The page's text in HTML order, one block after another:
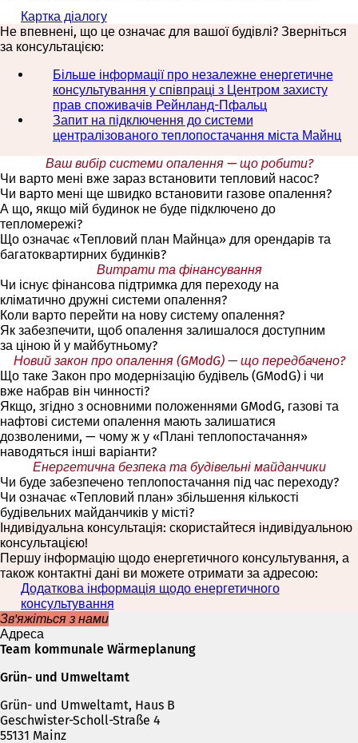
Картка діалогу(
В
к
р
и
в
а
т
ь
с
я
н
о
в
і
й
в
к
л
а
д
ц
і
)
Не впевнені, що це означає для вашої будівлі? Зверніться
за консультацією:
Більше інформації про незалежне енергетичне
консультування у співпраці з Центром захисту
прав споживачів Рейнланд-Пфальц(
і
к
р
и
в
є
с
в
н
в
і
в
к
л
д
ц
і
Запит на підключення до системи
централізованого теплопостачання міста Майнц(
н
і
Ваш вибір системи опалення — що робити?
Чи варто мені вже зараз встановити тепловий насос?
Чи варто мені ще швидко встановити газове опалення?
А що, якщо мій будинок не буде підключено до
тепломережі?
Що означає «Тепловий план Майнца» для орендарів та
багатоквартирних будинків?
Витрати та фінансування
Чи існує фінансова підтримка для переходу на
кліматично дружні системи опалення?
Коли варто перейти на нову систему опалення?
Як забезпечити, щоб опалення залишалося доступним
за ціною й у майбутньому?
Новий закон про опалення (GModG) — що передбачено?
Що таке Закон про модернізацію будівель (GModG) і чи
вже набрав він чинності?
Якщо, згідно з основними положеннями GModG, газові та
нафтові системи опалення мають залишатися
дозволеними, — чому ж у «Плані теплопостачання»
наводяться інші варіанти?
Енергетична безпека та будівельні майданчики
Чи буде забезпечено теплопостачання під час переходу?
Чи означає «Тепловий план» збільшення кількості
будівельних майданчиків у місті?
Індивідуальна консультація: скористайтеся індивідуальною
консультацією!
Першу інформацію щодо енергетичного консультування, а
також контактні дані ви можете отримати за адресою:
Додаткова інформація щодо енергетичного
консультування
д
р
в
а
Зв'яжіться з нами
Адреса
Team kommunale Wärmeplanung
Grün- und Umweltamt
Grün- und Umweltamt, Haus B
Geschwister-Scholl-Straße 4
55131 Mainz